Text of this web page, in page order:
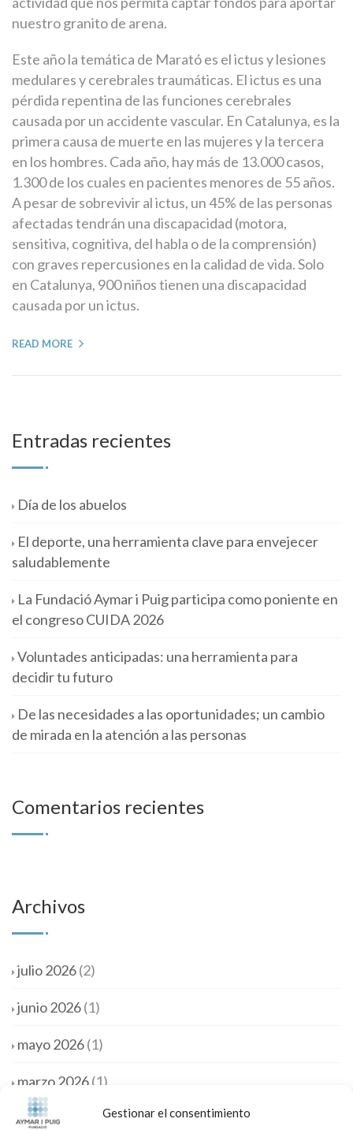
Gestionar el consentimiento
nuestro granito de arena.
Este año la temática de Marató es el ictus y lesiones
medulares y cerebrales traumáticas. El ictus es una
pérdida repentina de las funciones cerebrales
causada por un accidente vascular. En Catalunya, es la
primera causa de muerte en las mujeres y la tercera
en los hombres. Cada año, hay más de 13.000 casos,
1.300 de los cuales en pacientes menores de 55 años.
A pesar de sobrevivir al ictus, un 45% de las personas
afectadas tendrán una discapacidad (motora,
sensitiva, cognitiva, del habla o de la comprensión)
con graves repercusiones en la calidad de vida. Solo
en Catalunya, 900 niños tienen una discapacidad
causada por un ictus.
READ MORE
Entradas recientes
Día de los abuelos
El deporte, una herramienta clave para envejecer
saludablemente
La Fundació Aymar i Puig participa como poniente en
el congreso CUIDA 2026
Voluntades anticipadas: una herramienta para
decidir tu futuro
De las necesidades a las oportunidades; un cambio
de mirada en la atención a las personas
Comentarios recientes
Archivos
julio 2026(2)
junio 2026(1)
mayo 2026(1)
marzo 2026(1)
febrero 2026 (1)